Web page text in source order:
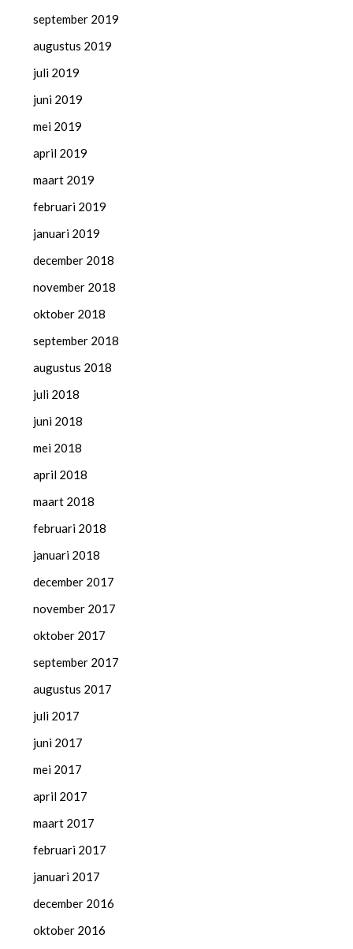
september 2019
augustus 2019
juli 2019
juni 2019
mei 2019
april 2019
maart 2019
februari 2019
januari 2019
december 2018
november 2018
oktober 2018
september 2018
augustus 2018
juli 2018
juni 2018
mei 2018
april 2018
maart 2018
februari 2018
januari 2018
december 2017
november 2017
oktober 2017
september 2017
augustus 2017
juli 2017
juni 2017
mei 2017
april 2017
maart 2017
februari 2017
januari 2017
december 2016
oktober 2016